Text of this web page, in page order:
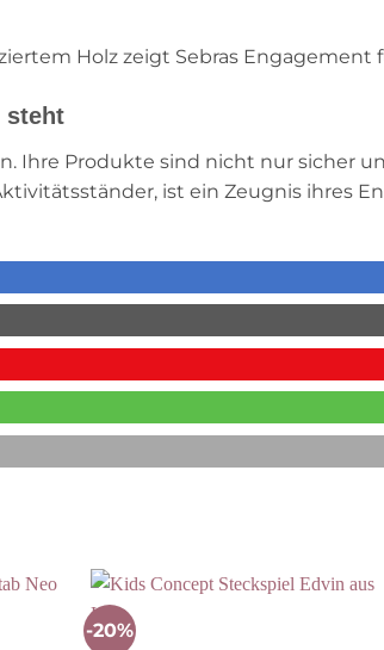
Holz zeigt Sebras Engagement
steht
Ihre Produkte sind nicht nur sicher
ist ein Zeugnis ihres
-20%